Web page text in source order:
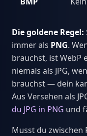
Die goldene Regel:
immer als PNG.
brauchst, ist WebP
niemals als JPG,
brauchst — dein
Aus Versehen als
du JPG in PNG und
Musst du zwischen